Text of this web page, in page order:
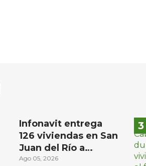
Infonavit entrega
126 viviendas en San
Juan del Río a
familias de bajos
Ago 05, 2026